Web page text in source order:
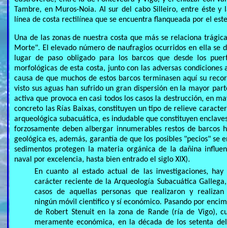
Tambre, en Muros-Noia. Al sur del cabo Silleiro, entre éste
línea de costa rectilínea que se encuentra flanqueada por el
Una de las zonas de nuestra costa que más se relaciona
Morte". El elevado número de naufragios ocurridos en ella se
lugar de paso obligado para los barcos que desde los
morfológicas de esta costa, junto con las adversas
causa de que muchos de estos barcos terminasen aquí su
visto sus aguas han sufrido un gran dispersión en la mayor
activa que provoca en casi todos los casos la destrucción, en
concreto las Rías Baixas, constituyen un tipo de relieve
arqueológica subacuática, es indudable que constituyen
forzosamente deben albergar innumerables restos de
geológica es, además, garantía de que los posibles "pecios" se
sedimentos protegen la materia orgánica de la dañina
naval por excelencia, hasta bien entrado el siglo XIX).
En cuanto al estado actual de las investigaciones,
carácter reciente de la Arqueología Subacuática
casos de aquellas personas que realizaron y realizan
ningún móvil científico y sí económico. Pasando por
de Robert Stenuit en la zona de Rande (ría de Vigo),
meramente económica, en la década de los setenta